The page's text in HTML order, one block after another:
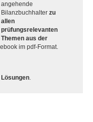
angehende
Bilanzbuchhalter zu
allen
prüfungsrelevanten
Themen aus der
im pdf-Format.
.